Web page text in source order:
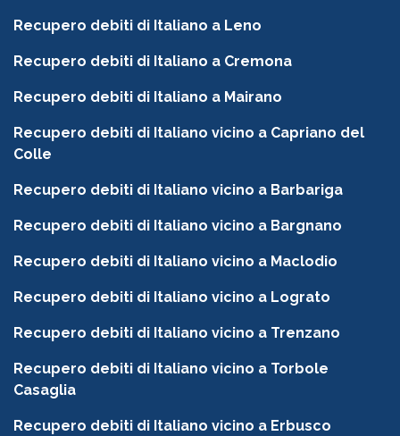
Recupero debiti di Italiano a Leno
Recupero debiti di Italiano a Cremona
Recupero debiti di Italiano a Mairano
Recupero debiti di Italiano vicino a Capriano del
Colle
Recupero debiti di Italiano vicino a Barbariga
Recupero debiti di Italiano vicino a Bargnano
Recupero debiti di Italiano vicino a Maclodio
Recupero debiti di Italiano vicino a Lograto
Recupero debiti di Italiano vicino a Trenzano
Recupero debiti di Italiano vicino a Torbole
Casaglia
Recupero debiti di Italiano vicino a Erbusco